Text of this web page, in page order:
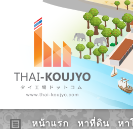
หน้าแรก หาที่ดิน หา